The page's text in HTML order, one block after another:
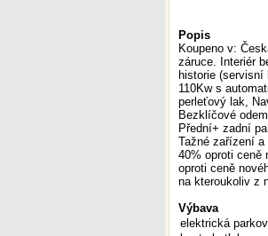
Popis
Koupeno v:
záruce. Interiér
historie
110Kw s
perleťový lak,
Bezklíčové
Přední+ zadní
Tažné zařízení
40% oproti ceně
oproti ceně
na kteroukoliv z
Výbava
elektrická